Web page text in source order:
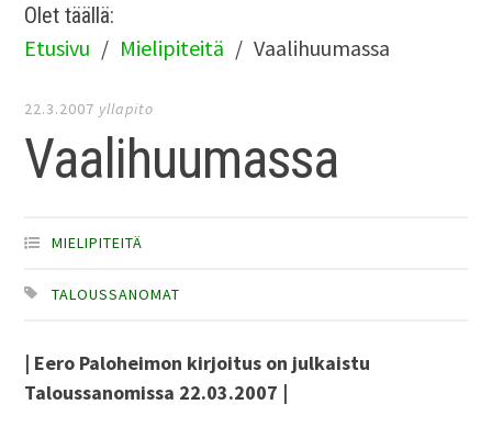
Olet täällä:
Etusivu Mielipiteitä Vaalihuumassa
22.3.2007 yllapito
Vaalihuumassa
MIELIPITEITÄ
TALOUSSANOMAT
| Eero Paloheimon kirjoitus on julkaistu
Taloussanomissa 22.03.2007 |